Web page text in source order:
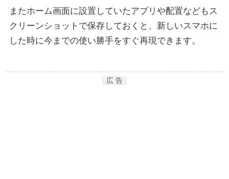
またホーム画面に設置していたアプリや配置などもス
クリーンショットで保存しておくと、新しいスマホに
した時に今までの使い勝手をすぐ再現できます。
広 告